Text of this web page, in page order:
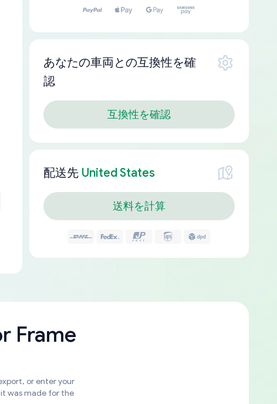
あなたの車両との互換性を確
認
互換性を確認
配送先 United States
送料を計算
Frame
or enter your
was made for the